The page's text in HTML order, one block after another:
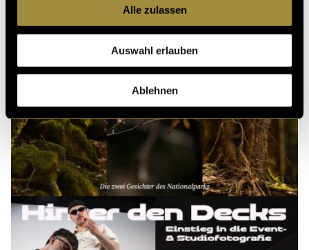
Alle zulassen
Auswahl erlauben
Ablehnen